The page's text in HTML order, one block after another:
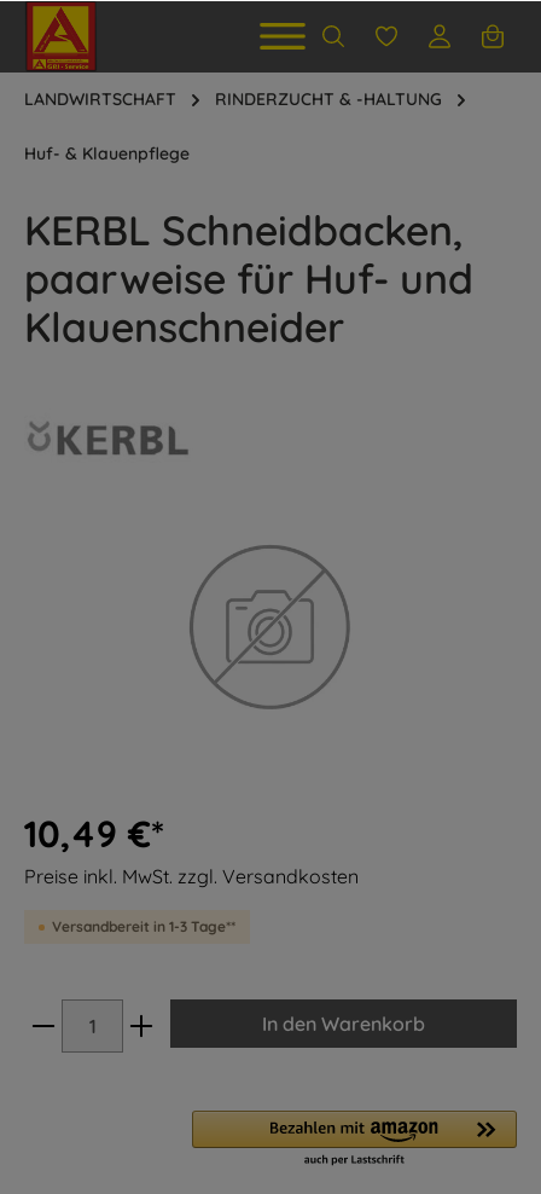
LANDWIRTSCHAFT RINDERZUCHT & -HALTUNG
Huf- & Klauenpflege
KERBL Schneidbacken,
paarweise für Huf- und
Klauenschneider
10,49 €*
Preise inkl. MwSt. zzgl. Versandkosten
Versandbereit in 1-3 Tage**
In den Warenkorb